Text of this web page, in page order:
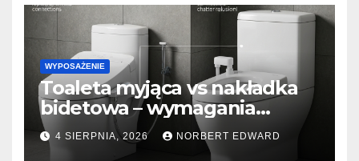
WYPOSAŻENIE
Toaleta myjąca vs nakładka
bidetowa – wymagania
dotyczące przyłącza wody i
prądu
4 SIERPNIA, 2026 NORBERT EDWARD